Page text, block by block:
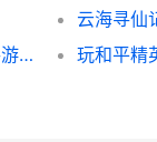
问道手游攻略：资深玩家五步登仙路，问道手游攻略：少走弯路的境界提升指南